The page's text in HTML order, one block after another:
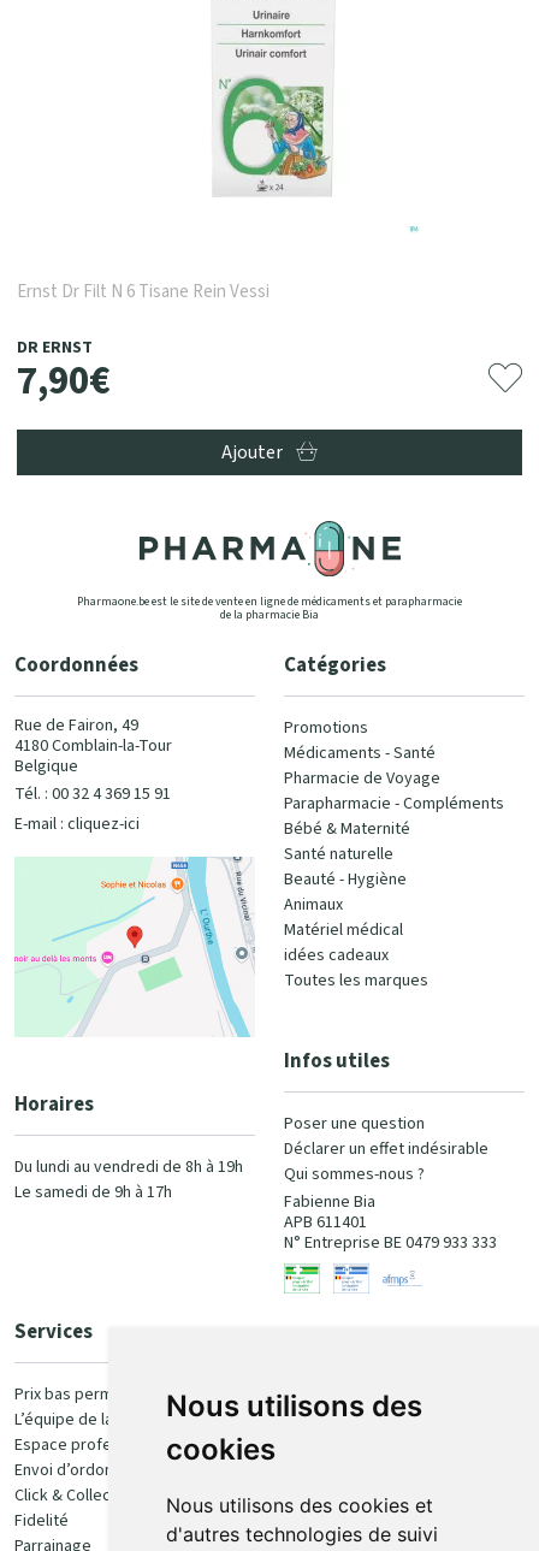
Nous utilisons des
cookies
Nous utilisons des cookies et
d'autres technologies de suivi
Ernst Dr Filt N 6 Tisane Rein Vessi
DR ERNST
7,90€
Ajouter
Pharmaone.be est le site de vente en ligne de médicaments et parapharmacie
de la pharmacie Bia
Coordonnées
Rue de Fairon, 49
4180 Comblain-la-Tour
Belgique
Tél. : 00 32 4 369 15 91
E-mail : cliquez-ici
Horaires
Du lundi au vendredi de 8h à 19h
Le samedi de 9h à 17h
Catégories
Promotions
Médicaments - Santé
Pharmacie de Voyage
Parapharmacie - Compléments
Bébé & Maternité
Santé naturelle
Beauté - Hygiène
Animaux
Matériel médical
idées cadeaux
Toutes les marques
Infos utiles
Poser une question
Déclarer un effet indésirable
Qui sommes-nous ?
Fabienne Bia
APB 611401
N° Entreprise BE 0479 933 333
Services
Prix bas permanent
L’équipe de la pharmacie
Espace professionnel
Envoi d’ordonnance
Click & Collect
Fidelité
100% sécurisé